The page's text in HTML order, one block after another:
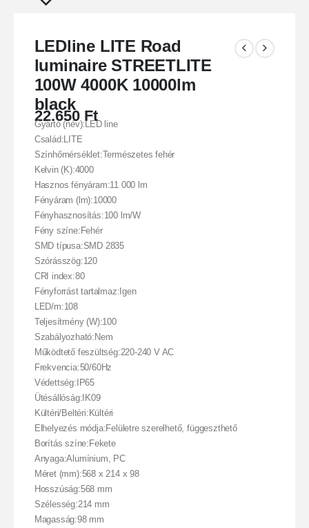
LEDline LITE Road
luminaire STREETLITE
100W 4000K 10000lm
black
22.650 Ft
Gyártó (név):LED line
Család:LITE
Színhőmérséklet:Természetes fehér
Kelvin (K):4000
Hasznos fényáram:11 000 lm
Fényáram (lm):10000
Fényhasznosítás:100 lm/W
Fény színe:Fehér
SMD típusa:SMD 2835
Szórásszög:120
CRI index:80
Fényforrást tartalmaz:Igen
LED/m:108
Teljesítmény (W):100
Szabályozható:Nem
Működtető feszültség:220-240 V AC
Frekvencia:50/60Hz
Védettség:IP65
Ütésállóság:IK09
Kültéri/Beltéri:Kültéri
Elhelyezés módja:Felületre szerelhető, függeszthető
Borítás színe:Fekete
Anyaga:Alumínium, PC
Méret (mm):568 x 214 x 98
Hosszúság:568 mm
Szélesség:214 mm
Magasság:98 mm